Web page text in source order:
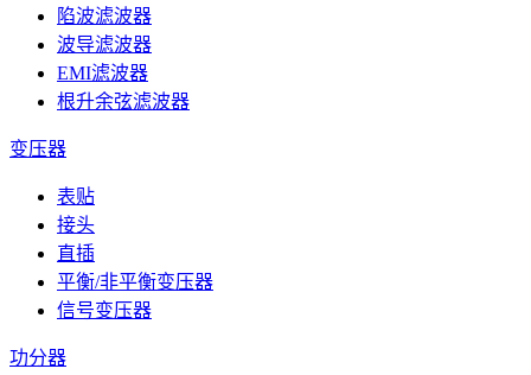
陷波滤波器
波导滤波器
EMI滤波器
根升余弦滤波器
变压器
表贴
接头
直插
平衡/非平衡变压器
信号变压器
功分器